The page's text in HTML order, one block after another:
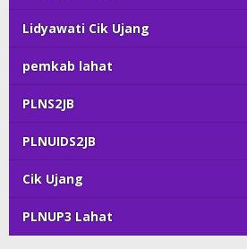
Lidyawati Cik Ujang
pemkab lahat
PLNS2JB
PLNUIDS2JB
Cik Ujang
PLNUP3 Lahat